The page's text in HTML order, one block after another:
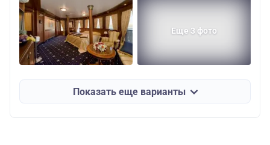
Еще 3 фото
Показать еще варианты